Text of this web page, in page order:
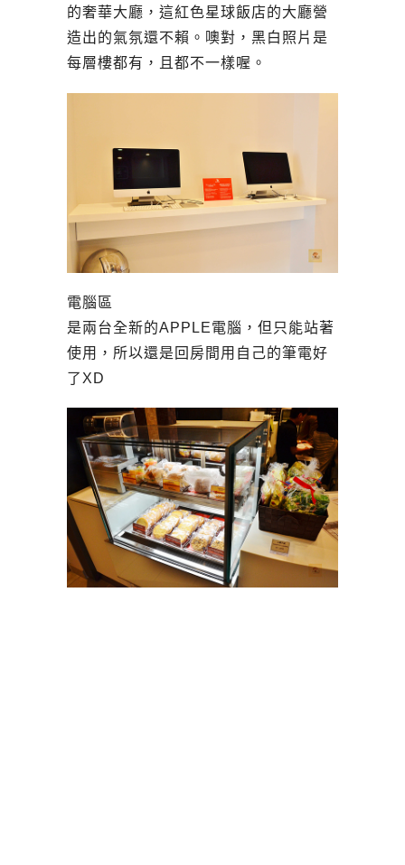
的奢華大廳，這紅色星球飯店的大廳營
造出的氣氛還不賴。噢對，黑白照片是
每層樓都有，且都不一樣喔。
電腦區
是兩台全新的APPLE電腦，但只能站著
使用，所以還是回房間用自己的筆電好
了XD